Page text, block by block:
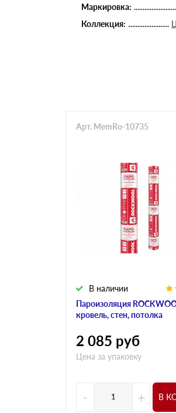
Маркировка:
Коллекция:
Пароизоляция
кровель, стен, потолка
В наличии
Арт. MemRo-10735
2 085 руб
Цена за упаковку
- + В